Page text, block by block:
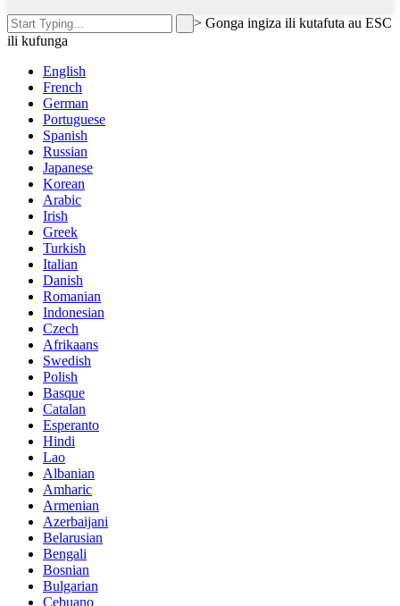
> Gonga ingiza ili kutafuta au ESC
ili kufunga
English
French
German
Portuguese
Spanish
Russian
Japanese
Korean
Arabic
Irish
Greek
Turkish
Italian
Danish
Romanian
Indonesian
Czech
Afrikaans
Swedish
Polish
Basque
Catalan
Esperanto
Hindi
Lao
Albanian
Amharic
Armenian
Azerbaijani
Belarusian
Bengali
Bosnian
Bulgarian
Cebuano